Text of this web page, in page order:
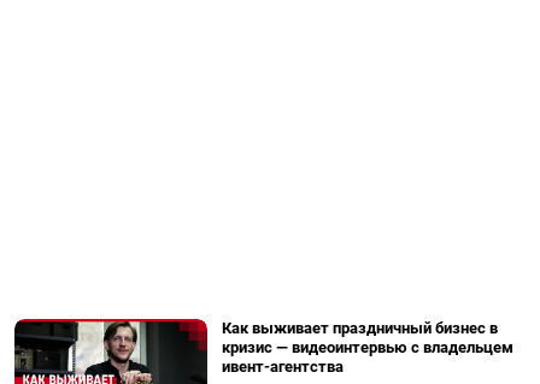
Как выживает праздничный бизнес в
кризис — видеоинтервью с владельцем
ивент-агентства